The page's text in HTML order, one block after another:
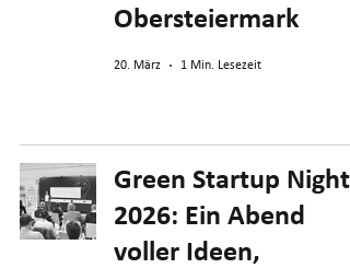
Obersteiermark
20. März 1 Min. Lesezeit
Green Startup Night
2026: Ein Abend
voller Ideen,